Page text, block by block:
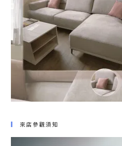
來店參觀須知